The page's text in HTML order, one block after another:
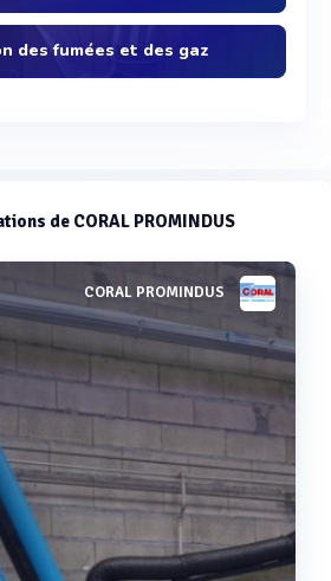
des fumées et des gaz
de CORAL PROMINDUS
CORAL PROMINDUS